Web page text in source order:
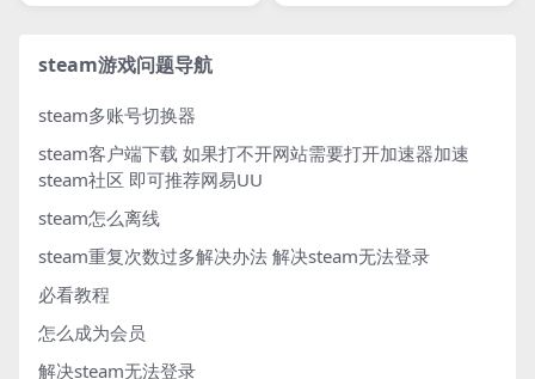
steam游戏问题导航
steam多账号切换器
steam客户端下载 如果打不开网站需要打开加速器加速
steam社区 即可推荐网易UU
steam怎么离线
steam重复次数过多解决办法 解决steam无法登录
必看教程
怎么成为会员
解决steam无法登录